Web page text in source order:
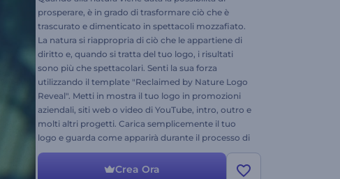
prosperare, è in grado di trasformare ciò che è
trascurato e dimenticato in spettacoli mozzafiato.
La natura si riappropria di ciò che le appartiene di
diritto e, quando si tratta del tuo logo, i risultati
sono più che spettacolari. Senti la sua forza
utilizzando il template "Reclaimed by Nature Logo
Reveal". Metti in mostra il tuo logo in promozioni
aziendali, siti web o video di YouTube, intro, outro e
molti altri progetti. Carica semplicemente il tuo
logo e guarda come apparirà durante il processo di
riappropriazione.
Crea Ora